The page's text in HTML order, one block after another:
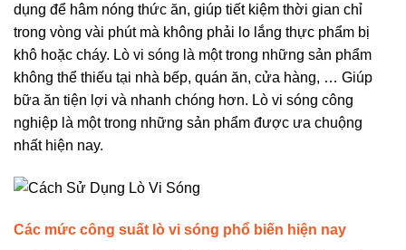
dụng để hâm nóng thức ăn, giúp tiết kiệm thời gian chỉ
trong vòng vài phút mà không phải lo lắng thực phẩm bị
khô hoặc cháy. Lò vi sóng là một trong những sản phẩm
không thể thiếu tại nhà bếp, quán ăn, cửa hàng, … Giúp
bữa ăn tiện lợi và nhanh chóng hơn. Lò vi sóng công
nghiệp là một trong những sản phẩm được ưa chuộng
nhất hiện nay.
Các mức công suất lò vi sóng phổ biến hiện nay